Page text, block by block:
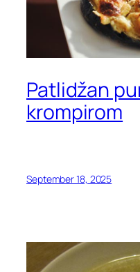
Patlidžan
krompirom
September 18, 2025